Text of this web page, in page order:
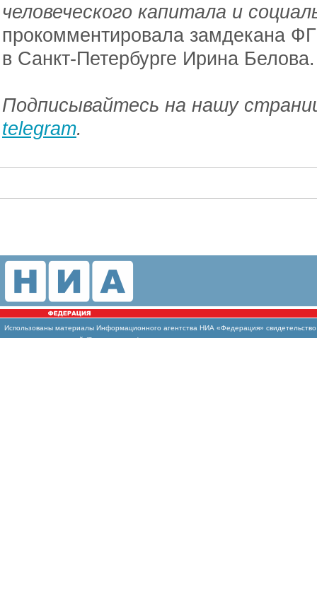
человеческого капитала и
прокомментировала замдекана
в Санкт-Петербурге Ирина Белова.
Подписывайтесь на нашу
telegram.
Использованы материалы Информационного агентства НИА «Федерация»
массовых коммуникаций (Роскомнадзор)